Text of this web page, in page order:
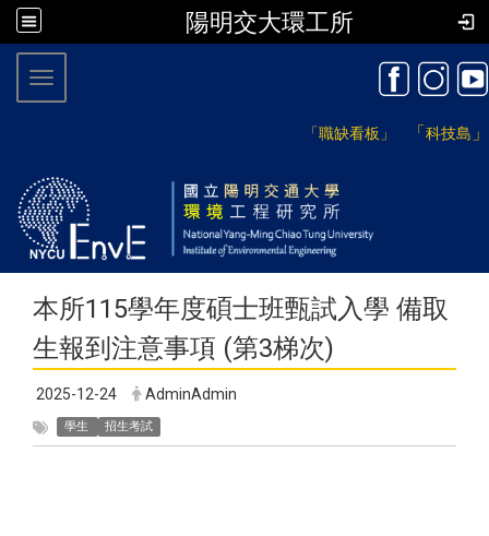
陽明交大環工所
「職缺看板」 「科技島 」
Toggle navigation
本所115學年度碩士班甄試入學 備取
生報到注意事項 (第3梯次)
2025-12-24 AdminAdmin
學生 招生考試